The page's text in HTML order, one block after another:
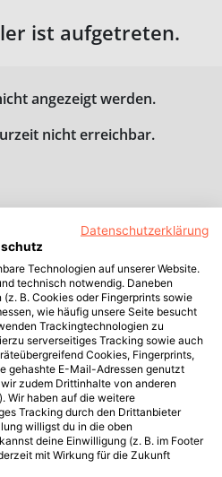
ist aufgetreten.
angezeigt werden.
nicht erreichbar.
Datenschutzerklärung
Technologien auf unserer Website.
technisch notwendig. Daneben
B. Cookies oder Fingerprints sowie
wie häufig unsere Seite besucht
Trackingtechnologien zu
serverseitiges Tracking sowie auch
Cookies, Fingerprints,
gehashte E-Mail-Adressen genutzt
zudem Drittinhalte von anderen
Wir haben auf die weitere
Tracking durch den Drittanbieter
willigst du in die oben
deine Einwilligung (z. B. im Footer
mit Wirkung für die Zukunft